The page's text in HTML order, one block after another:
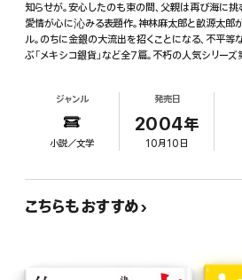
知らせが。安心したのも束の間、父親は再び海に
愛情が心に沁みる表題作。神林麻太郎と畝源太郎
ル。のちに金銀の大流出を招くことになる、不平
ぶ「メキシコ銀貨」など全7篇。不朽の人気シリーズ
ジャンル
小説／文学
発売日
2004年
10月10日
こちらもおすすめ